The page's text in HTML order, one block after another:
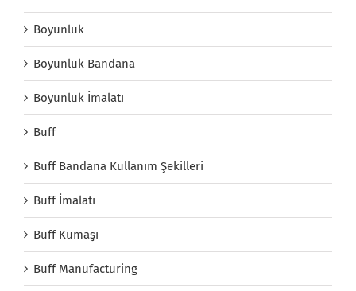
Boyunluk
Boyunluk Bandana
Boyunluk İmalatı
Buff
Buff Bandana Kullanım Şekilleri
Buff İmalatı
Buff Kumaşı
Buff Manufacturing